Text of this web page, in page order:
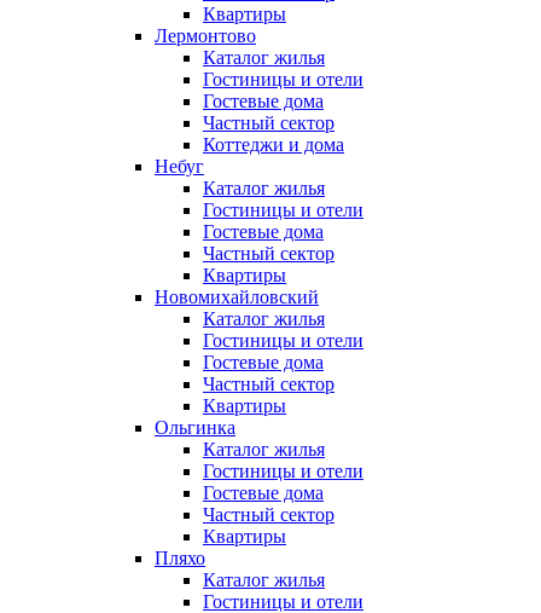
Квартиры
Лермонтово
Каталог жилья
Гостиницы и отели
Гостевые дома
Частный сектор
Коттеджи и дома
Небуг
Каталог жилья
Гостиницы и отели
Гостевые дома
Частный сектор
Квартиры
Новомихайловский
Каталог жилья
Гостиницы и отели
Гостевые дома
Частный сектор
Квартиры
Ольгинка
Каталог жилья
Гостиницы и отели
Гостевые дома
Частный сектор
Квартиры
Пляхо
Каталог жилья
Гостиницы и отели